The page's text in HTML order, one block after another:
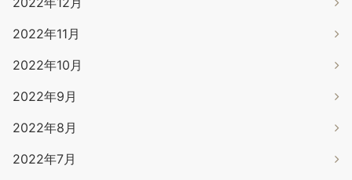
2022年11月
2022年10月
2022年9月
2022年8月
2022年7月